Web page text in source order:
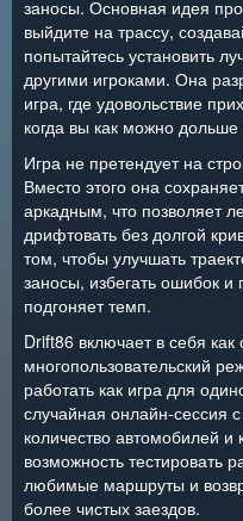
заносы. Основная идея
выйдите на трассу,
попытайтесь установить
другими игроками. Она
игра, где удовольствие
когда вы как можно
Игра не претендует на
Вместо этого она
аркадным, что позволяет
дрифтовать без долгой
том, чтобы улучшать
заносы, избегать ошибок
подгоняет темп.
Drift86 включает в себя
многопользовательский
работать как игра для
случайная онлайн-сессия
количество автомобилей и
возможность тестировать
любимые маршруты и
более чистых заездов.